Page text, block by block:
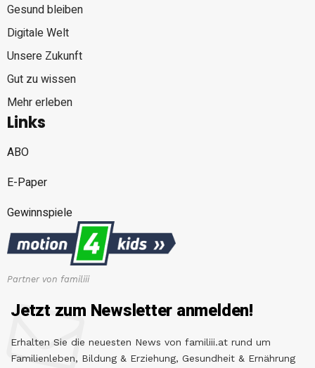
Gesund bleiben
Digitale Welt
Unsere Zukunft
Gut zu wissen
Mehr erleben
Links
ABO
E-Paper
Gewinnspiele
Partner von familiii
Jetzt zum Newsletter anmelden!
Erhalten Sie die neuesten News von familiii.at rund um
Familienleben, Bildung & Erziehung, Gesundheit & Ernährung